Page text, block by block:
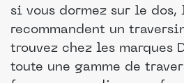
si vous dormez sur le dos,
recommandent un
trouvez chez les marques
toute une gamme de